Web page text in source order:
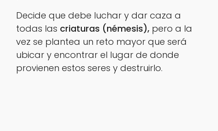
Decide que debe luchar y dar caza a
todas las criaturas (némesis),pero a la
vez se plantea un reto mayor que será
ubicar y encontrar el lugar de donde
provienen estos seres y destruirlo.